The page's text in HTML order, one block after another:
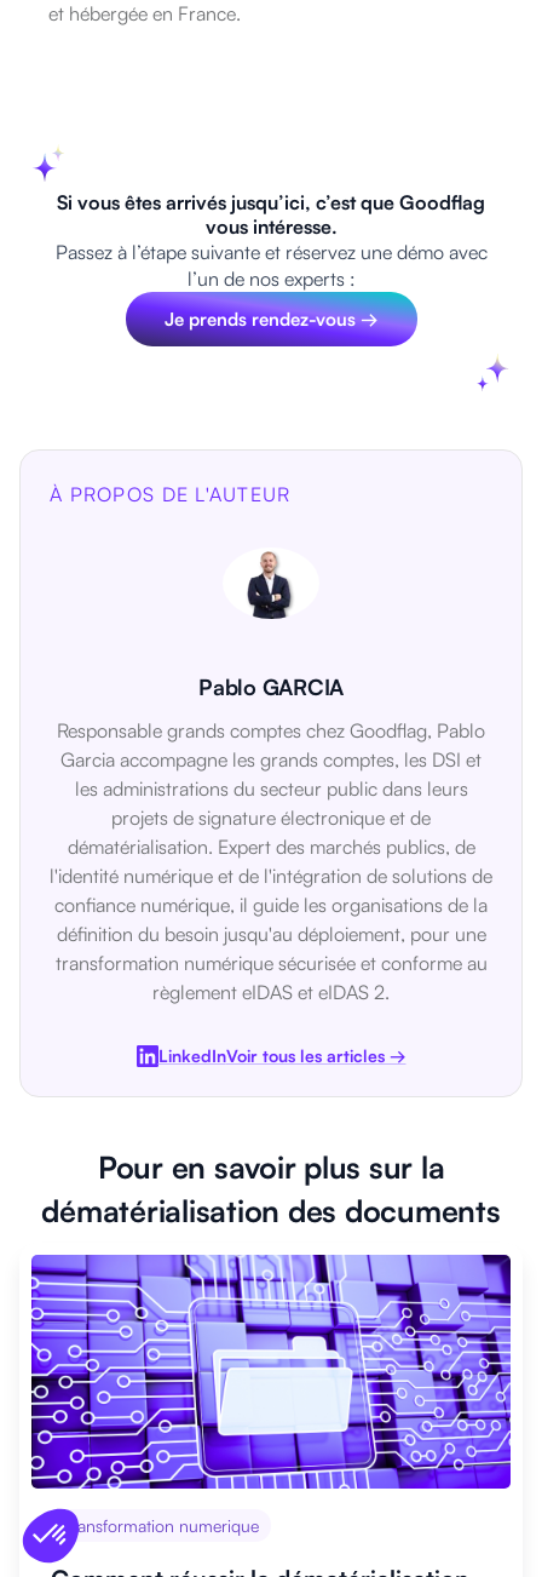
et hébergée en France.
Si vous êtes arrivés jusqu’ici, c’est que Goodflag
vous intéresse.
Passez à l’étape suivante et réservez une démo avec
l’un de nos experts :
Je prends rendez-vous →
À PROPOS DE L'AUTEUR
Pablo GARCIA
Responsable grands comptes chez Goodflag, Pablo
Garcia accompagne les grands comptes, les DSI et
les administrations du secteur public dans leurs
projets de signature électronique et de
dématérialisation. Expert des marchés publics, de
l'identité numérique et de l'intégration de solutions de
confiance numérique, il guide les organisations de la
définition du besoin jusqu'au déploiement, pour une
transformation numérique sécurisée et conforme au
règlement eIDAS et eIDAS 2.
LinkedInVoir tous les articles →
Pour en savoir plus sur la
dématérialisation des documents
Transformation numerique